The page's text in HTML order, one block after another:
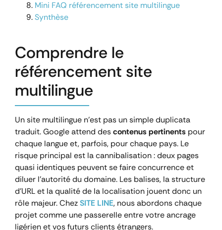
Mini FAQ référencement site multilingue
Synthèse
Comprendre le
référencement site
multilingue
Un site multilingue n’est pas un simple duplicata
traduit. Google attend descontenus pertinents pour
chaque langue et, parfois, pour chaque pays. Le
risque principal est la cannibalisation : deux pages
quasi identiques peuvent se faire concurrence et
diluer l’autorité du domaine. Les balises, la structure
d’URL et la qualité de la localisation jouent donc un
rôle majeur. ChezSITE LINE, nous abordons chaque
projet comme une passerelle entre votre ancrage
ligérien et vos futurs clients étrangers.